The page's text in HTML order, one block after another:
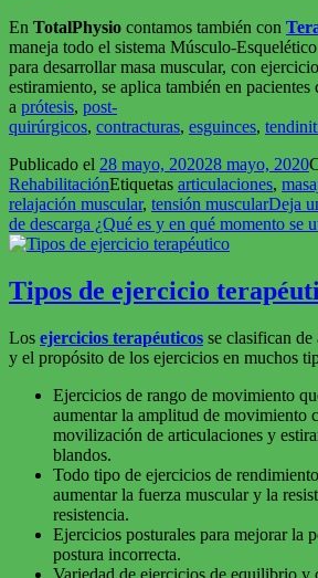
En TotalPhysio contamos también con
maneja todo el sistema Músculo-
para desarrollar masa muscular, con
estiramiento, se aplica también en pacientes
a prótesis, post-
quirúrgicos, contracturas, esguinces,
Publicado el 28 mayo, 202028 mayo, 2020
RehabilitaciónEtiquetas articulaciones,
relajación muscular, tensión muscularDeja
de descarga ¿Qué es y en qué momento se
Tipos de ejercicio
Los ejercicios terapéuticos se clasifican
y el propósito de los ejercicios en muchos
Ejercicios de rango de movimiento
aumentar la amplitud de movimiento
movilización de articulaciones y
blandos.
Todo tipo de ejercicios de
aumentar la fuerza muscular y la
resistencia.
Ejercicios posturales para mejorar la
postura incorrecta.
Variedad de ejercicios de equilibrio y